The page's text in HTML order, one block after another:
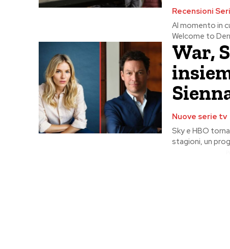
Recensioni
Al momento in
Welcome to
War,
Nuove serie tv
Sky e HBO
stagioni, un